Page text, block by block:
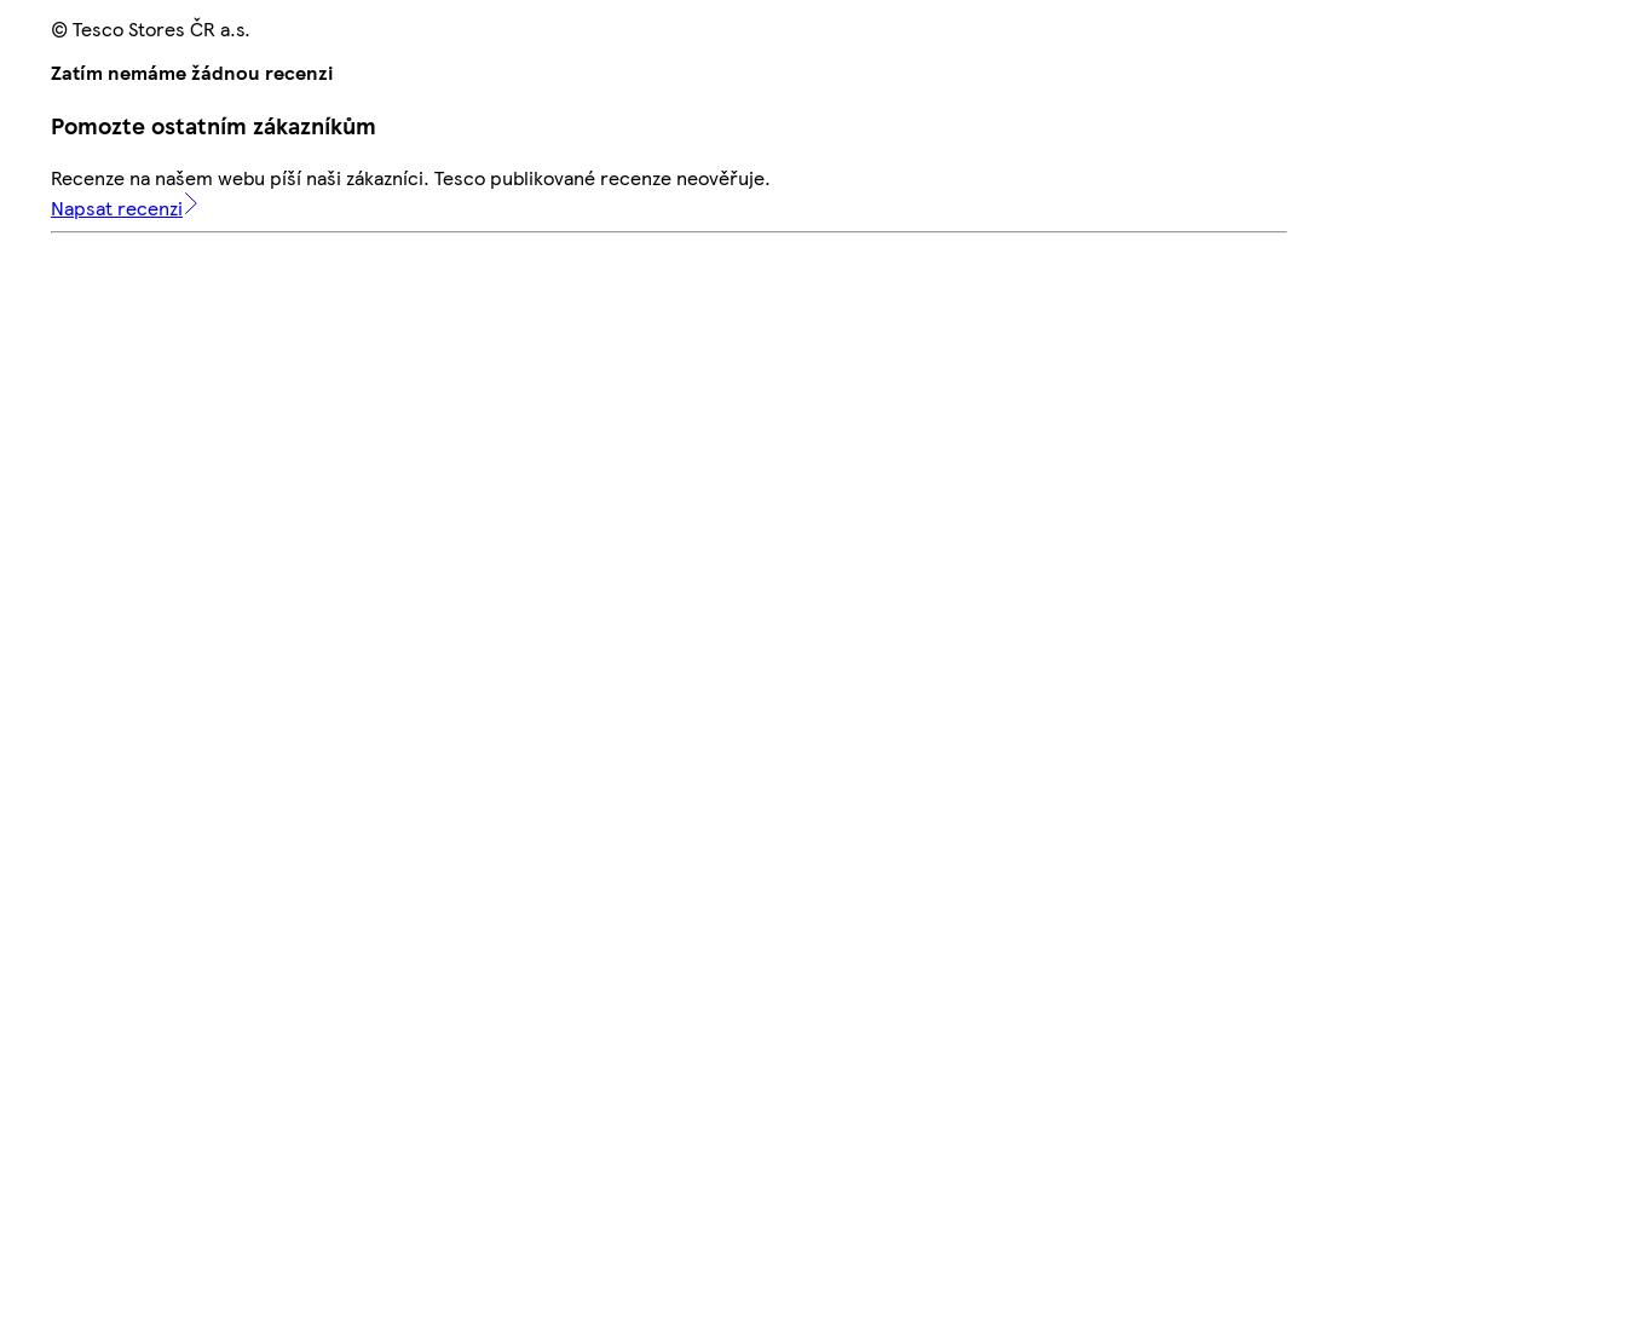
© Tesco Stores ČR a.s.
Zatím nemáme žádnou recenzi
Pomozte ostatním zákazníkům
Recenze na našem webu píší naši zákazníci. Tesco publikované recenze neověřuje.
Napsat recenzi